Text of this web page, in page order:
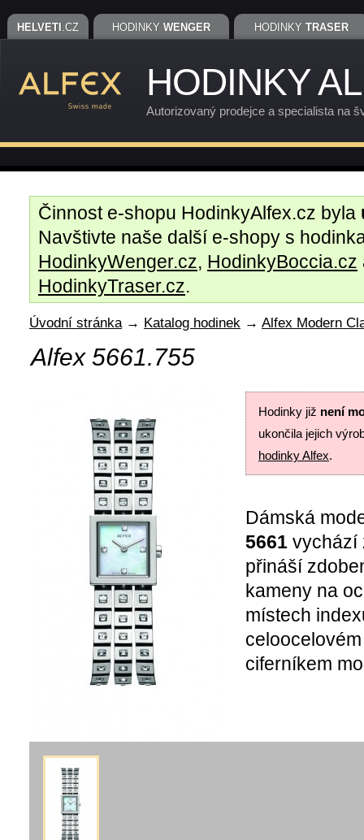
HELVETI .CZ HODINKY WENGER HODINKYTRASER
HODINKY
Autorizovaný prodejce a specialista na
Činnost e-shopu HodinkyAlfex.cz byla
Navštivte naše další e-shopy s
HodinkyWenger.cz, HodinkyBoccia.cz
HodinkyTraser.cz.
Úvodní stránka→ Katalog hodinek → Alfex Modern
Alfex 5661.755
Hodinky již není
ukončila jejich
hodinky Alfex.
Dámská
5661 vychází
přináší
kameny na
místech
ciferníkem